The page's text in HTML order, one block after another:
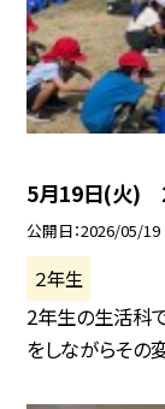
5月19日(火)
公開日 2026/05/19
２年生
2年生の生活科
をしながらその